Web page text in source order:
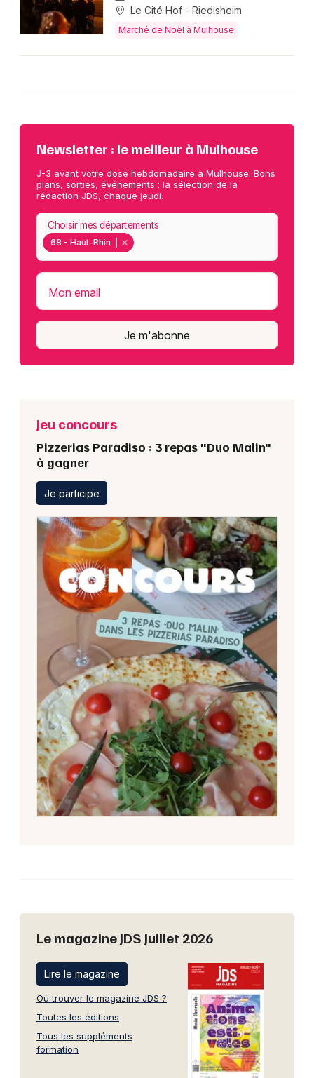
Le Cité Hof - Riedisheim
Marché de Noël à Mulhouse
Newsletter : le meilleur à Mulhouse
J-3 avant votre dose hebdomadaire à Mulhouse. Bons
plans, sorties, événements : la sélection de la
rédaction JDS, chaque jeudi.
68 - Haut-Rhin
Choisir mes départements
Mon email
Je m'abonne
Jeu concours
Pizzerias Paradiso : 3 repas "Duo Malin"
à gagner
Je participe
Le magazine JDS Juillet 2026
Lire le magazine
Où trouver le magazine JDS ?
Toutes les éditions
Tous les suppléments
formation